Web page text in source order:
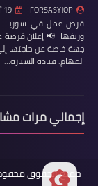
FORSASYJOP 19 أبريل 2026
فرص عمل في سوريا
وريفها 📢 إعلان
جهة خاصة عن حاجتها
المهام: قيادة السيارة…
إجمالي مرات
جميع الحقوق